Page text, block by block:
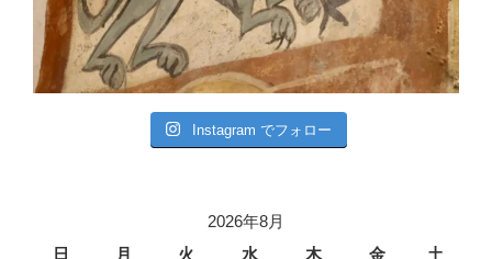
Instagram でフォロー
2026年8月
日
月 火 水 木 金 土